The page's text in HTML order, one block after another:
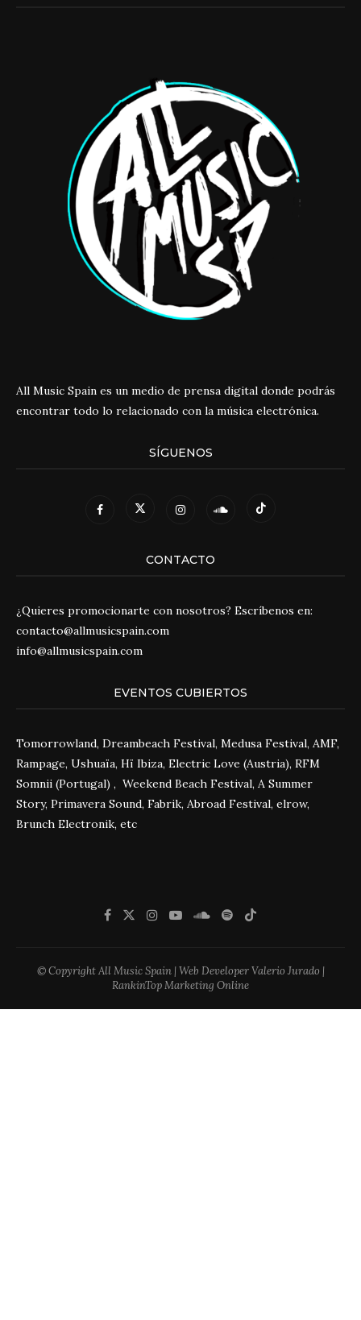
All Music Spain es un medio de prensa digital donde podrás
encontrar todo lo relacionado con la música electrónica.
SÍGUENOS
CONTACTO
¿Quieres promocionarte con nosotros? Escríbenos en:
contacto@allmusicspain.com
info@allmusicspain.com
EVENTOS CUBIERTOS
Tomorrowland, Dreambeach Festival, Medusa Festival, AMF,
Rampage, Ushuaïa, Hï Ibiza, Electric Love (Austria), RFM
Somnii (Portugal) , Weekend Beach Festival, A Summer
Story, Primavera Sound, Fabrik, Abroad Festival, elrow,
Brunch Electronik, etc
© Copyright All Music Spain | Web Developer Valerio Jurado |
RankinTop Marketing Online